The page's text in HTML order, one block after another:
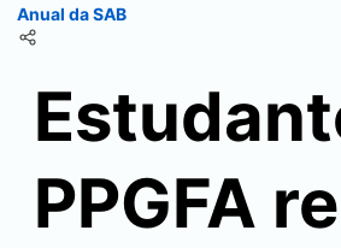
Anual da SAB
PPGFA